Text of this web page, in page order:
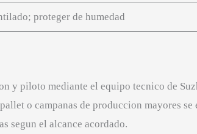
proteger de humedad
y piloto mediante el equipo tecnico de
o campanas de produccion mayores se
segun el alcance acordado.